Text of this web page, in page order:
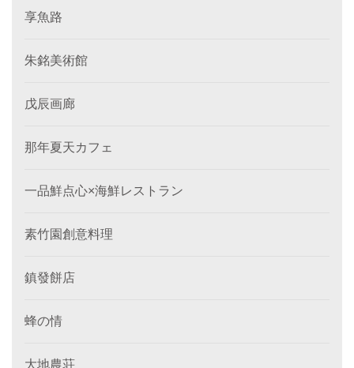
享魚路
朱銘美術館
戊辰画廊
那年夏天カフェ
一品鮮点心×海鮮レストラン
素竹園創意料理
鎮發餅店
蜂の情
大地農荘